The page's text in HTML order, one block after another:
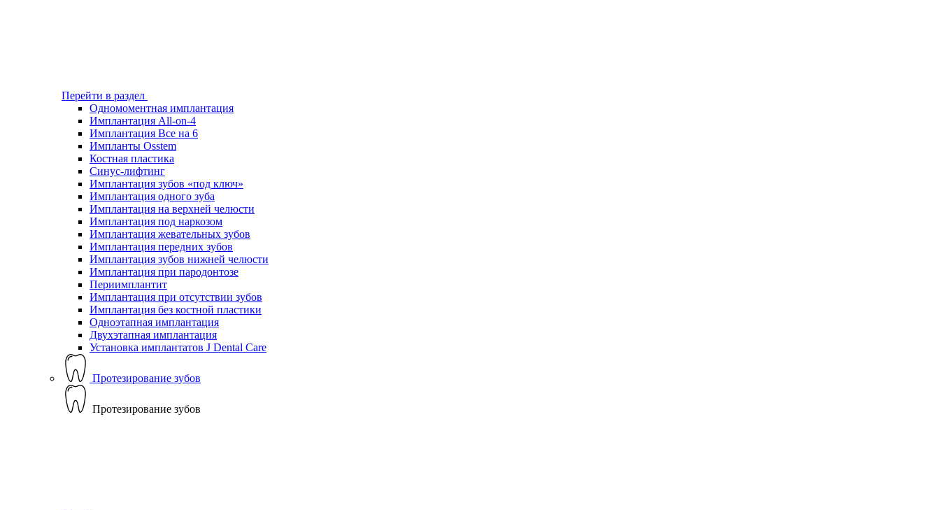
Перейти в раздел
Одномоментная имплантация
Имплантация All-on-4
Имплантация Все на 6
Импланты Osstem
Костная пластика
Синус-лифтинг
Имплантация зубов «под ключ»
Имплантация одного зуба
Имплантация на верхней челюсти
Имплантация под наркозом
Имплантация жевательных зубов
Имплантация передних зубов
Имплантация зубов нижней челюсти
Имплантация при пародонтозе
Периимплантит
Имплантация при отсутствии зубов
Имплантация без костной пластики
Одноэтапная имплантация
Двухэтапная имплантация
Установка имплантатов J Dental Care
Протезирование зубов
Протезирование зубов